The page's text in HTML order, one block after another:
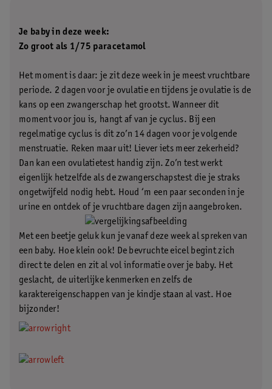
Je baby in deze week:
Zo groot als 1/75 paracetamol
Het moment is daar: je zit deze week in je meest vruchtbare
periode. 2 dagen voor je ovulatie en tijdens je ovulatie is de
kans op een zwangerschap het grootst. Wanneer dit
moment voor jou is, hangt af van je cyclus. Bij een
regelmatige cyclus is dit zo’n 14 dagen voor je volgende
menstruatie. Reken maar uit! Liever iets meer zekerheid?
Dan kan een ovulatietest handig zijn. Zo’n test werkt
eigenlijk hetzelfde als de zwangerschapstest die je straks
ongetwijfeld nodig hebt. Houd ‘m een paar seconden in je
urine en ontdek of je vruchtbare dagen zijn aangebroken.
Met een beetje geluk kun je vanaf deze week al spreken van
een baby. Hoe klein ook! De bevruchte eicel begint zich
direct te delen en zit al vol informatie over je baby. Het
geslacht, de uiterlijke kenmerken en zelfs de
karaktereigenschappen van je kindje staan al vast. Hoe
bijzonder!